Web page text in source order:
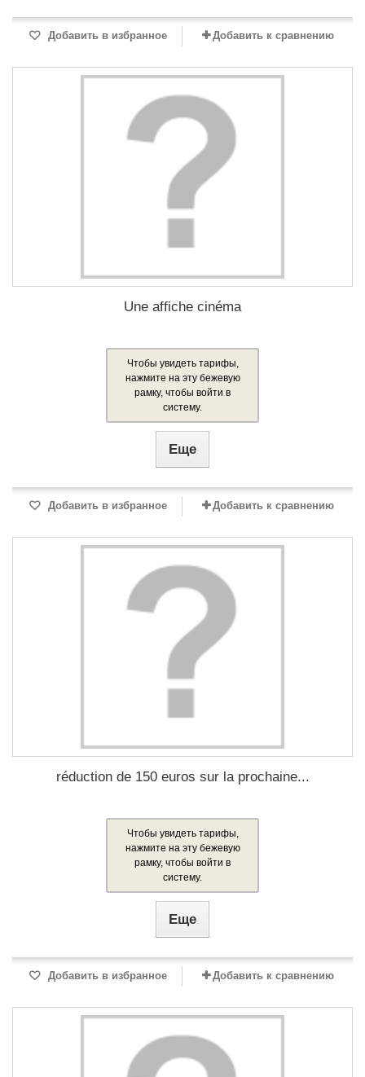
Добавить в избранное Добавить к сравнению
Une affiche cinéma
Чтобы увидеть тарифы,
нажмите на эту бежевую
рамку, чтобы войти в
систему.
Еще
Добавить в избранное Добавить к сравнению
réduction de 150 euros sur la prochaine...
Чтобы увидеть тарифы,
нажмите на эту бежевую
рамку, чтобы войти в
систему.
Еще
Добавить в избранное Добавить к сравнению